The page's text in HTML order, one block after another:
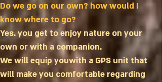
Do we go on our own? how would I
know where to go?
Yes. you get to enjoy nature on your
own or with a companion.
We will equip youwith a GPS unit that
will make you comfortable regarding